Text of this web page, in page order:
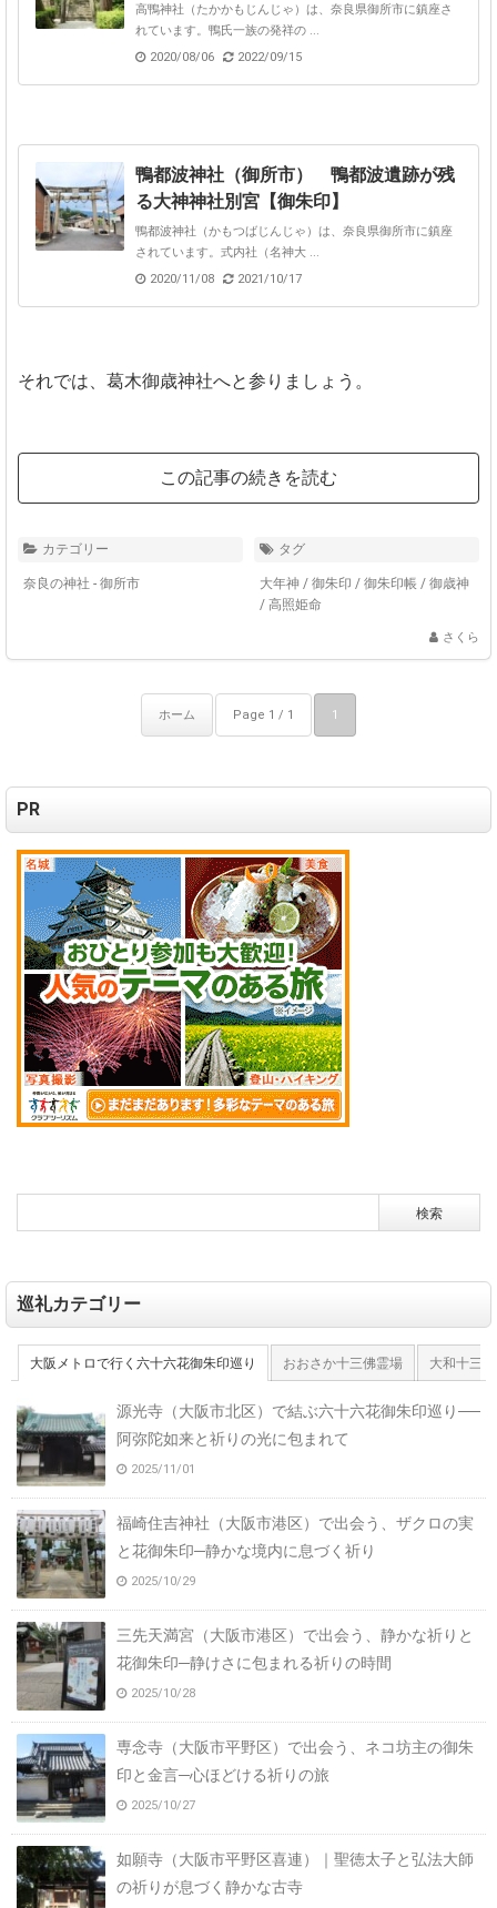
高鴨神社（たかかもじんじゃ）は、奈良県御所市に鎮座さ
れています。鴨氏一族の発祥の ...
2020/08/06
2022/09/15
鴨都波神社（御所市） 鴨都波遺跡が残
る大神神社別宮【御朱印】
鴨都波神社（かもつばじんじゃ）は、奈良県御所市に鎮座
されています。式内社（名神大 ...
2020/11/08
2021/10/17
それでは、葛木御歳神社へと参りましょう。
この記事の続きを読む
カテゴリー
奈良の神社 - 御所市
タグ
大年神 / 御朱印 / 御朱印帳 / 御歳神
/ 高照姫命
さくら
ホーム Page 1 / 1 1
PR
巡礼カテゴリー
大阪メトロで行く六十六花御朱印巡り おおさか十三佛霊場 大和十三
源光寺（大阪市北区）で結ぶ六十六花御朱印巡り──
阿弥陀如来と祈りの光に包まれて
2025/11/01
福崎住吉神社（大阪市港区）で出会う、ザクロの実
と花御朱印─静かな境内に息づく祈り
2025/10/29
三先天満宮（大阪市港区）で出会う、静かな祈りと
花御朱印─静けさに包まれる祈りの時間
2025/10/28
専念寺（大阪市平野区）で出会う、ネコ坊主の御朱
印と金言─心ほどける祈りの旅
2025/10/27
如願寺（大阪市平野区喜連）｜聖徳太子と弘法大師
の祈りが息づく静かな古寺